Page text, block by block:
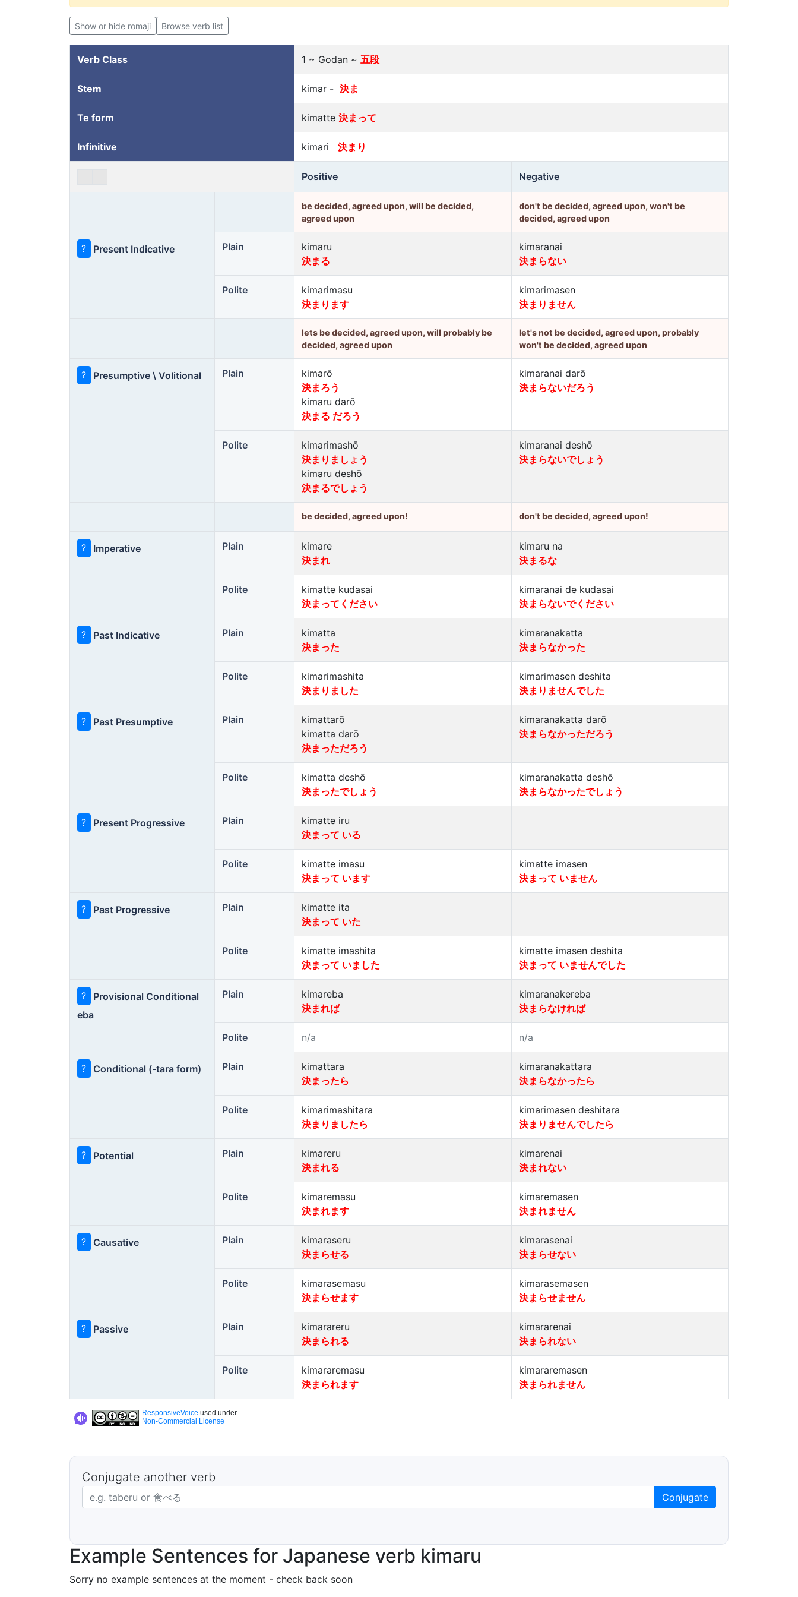
Show or hide romaji Browse verb list
Verb Class 1 ~ Godan ~ 五段
Stem kimar - 決ま
Te form kimatte 決まって
Infinitive kimari 決まり
Positive Negative
be decided, agreed upon, will be decided,
agreed upon
don't be decided, agreed upon, won't be
decided, agreed upon
? Present Indicative Plain
kimaru
決まる
kimaranai
決まらない
Polite
kimarimasu
決まります
kimarimasen
決まりません
lets be decided, agreed upon, will probably be
decided, agreed upon
let's not be decided, agreed upon, probably
won't be decided, agreed upon
? Presumptive \ Volitional Plain
kimarō
決まろう
kimaru darō
決まる だろう
kimaranai darō
決まらないだろう
Polite
kimarimashō
決まりましょう
kimaru deshō
決まるでしょう
kimaranai deshō
決まらないでしょう
be decided, agreed upon! don't be decided, agreed upon!
? Imperative Plain
kimare
決まれ
kimaru na
決まるな
Polite
kimatte kudasai
決まってください
kimaranai de kudasai
決まらないでください
? Past Indicative Plain
kimatta
決まった
kimaranakatta
決まらなかった
Polite
kimarimashita
決まりました
kimarimasen deshita
決まりませんでした
? Past Presumptive Plain
kimattarō
kimatta darō
決まっただろう
kimaranakatta darō
決まらなかっただろう
Polite
kimatta deshō
決まったでしょう
kimaranakatta deshō
決まらなかったでしょう
? Present Progressive Plain
kimatte iru
決まって いる
Polite
kimatte imasu
決まって います
kimatte imasen
決まって いません
? Past Progressive Plain
kimatte ita
決まって いた
Polite
kimatte imashita
決まって いました
kimatte imasen deshita
決まって いませんでした
?
Provisional Conditional
eba
Plain
kimareba
決まれば
kimaranakereba
決まらなければ
Polite n/a n/a
? Conditional (-tara form) Plain
kimattara
決まったら
kimaranakattara
決まらなかったら
Polite
kimarimashitara
決まりましたら
kimarimasen deshitara
決まりませんでしたら
? Potential Plain
kimareru
決まれる
kimarenai
決まれない
Polite
kimaremasu
決まれます
kimaremasen
決まれません
? Causative Plain
kimaraseru
決まらせる
kimarasenai
決まらせない
Polite
kimarasemasu
決まらせます
kimarasemasen
決まらせません
? Passive Plain
kimarareru
決まられる
kimararenai
決まられない
Polite
kimararemasu
決まられます
kimararemasen
決まられません
ResponsiveVoice used under
Non-Commercial License
Conjugate another verb
Japanese verb in dictionary form Conjugate
Example Sentences for Japanese verb kimaru
Sorry no example sentences at the moment - check back soon